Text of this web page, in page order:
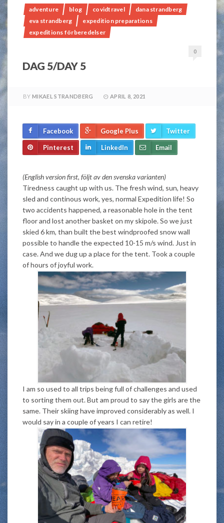
adventure blog covidtravel
dana strandberg
eva strandberg
expedition preparations
expeditions förberedelser
0
DAG 5/DAY 5
BY MIKAEL STRANDBERG APRIL 8, 2021
Facebook Google Plus Twitter
Pinterest LinkedIn Email
(English version first, följt av den svenska varianten)
Tiredness caught up with us. The fresh wind, sun, heavy
sled and continous work, yes, normal Expedition life! So
two accidents happened, a reasonable hole in the tent
floor and lost another basket on my skipole. So we just
skied 6 km, than built the best windproofed snow wall
possible to handle the expected 10-15 m/s wind. Just in
case. And we dug up a place for the tent. Took a couple
of hours of joyful work.
I am so used to all trips being full of challenges and used
to sorting them out. But am proud to say the girls are the
same. Their skiing have improved considerably as well. I
would say in a couple of years I can retire!